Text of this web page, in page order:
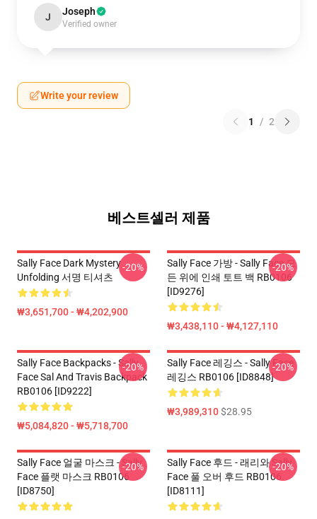
J Joseph
Verified owner
Write your review
1 / 2
베스트셀러 제품
Sally Face Dark Mystery
Unfolding 서명 티셔츠
₩3,651,700 - ₩4,202,900
-20%
Sally Face 가방 - Sally Face 모
든 위에 인쇄 토트 백 RB0106
[ID9276]
₩3,438,110 - ₩4,127,110
-20%
Sally Face Backpacks - Sally
Face Sal And Travis Backpack
RB0106 [ID9222]
₩5,084,820 - ₩5,718,700
-20%
Sally Face 레깅스 - Sally Face
레깅스 RB0106 [ID8848]
₩3,989,310$28.95
-20%
Sally Face 얼굴 마스크 - Sally
Face 플랫 마스크 RB0106
[ID8750]
-20%
Sally Face 후드 - 래리와 Sally
Face 풀 오버 후드 RB0106
[ID8111]
-20%